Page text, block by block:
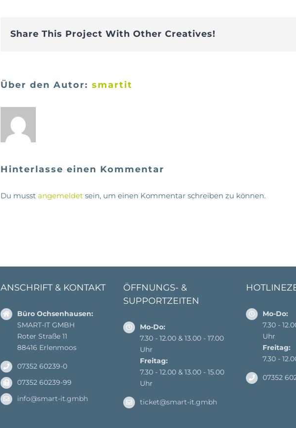
Share This Project With Other Creatives!
Über den Autor:smartit
Hinterlasse einen Kommentar
Du musstangemeldet sein, um einen Kommentar schreiben zu können.
ANSCHRIFT & KONTAKT
Büro Ochsenhausen:
SMART-IT GMBH
Roter Straße 11
88416 Erlenmoos
07352 60239-0
07352 60239-99
info@smart-it.gmbh
ÖFFNUNGS- &
SUPPORTZEITEN
Mo-Do:
7.30 - 12.00 & 13.00 - 17.00
Uhr
Freitag:
7.30 - 12.00 & 13.00 - 15.00
Uhr
ticket@smart-it.gmbh
Mo-Do:
7.30 -
Uhr
Freitag:
7.30 -
07352